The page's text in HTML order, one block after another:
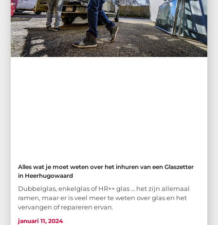
Alles wat je moet weten over het inhuren van een Glaszetter
in Heerhugowaard
Dubbelglas, enkelglas of HR++ glas … het zijn allemaal
ramen, maar er is veel meer te weten over glas en het
vervangen of repareren ervan.
januari 11, 2024